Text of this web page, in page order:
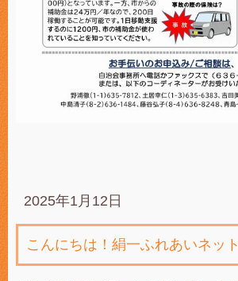
2025年1月12日
こんにちは！絹一ふれあいネッ